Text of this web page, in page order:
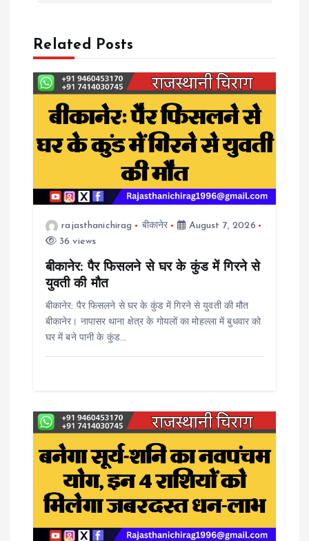
n
a
v
a
Related Posts
rajasthanichirag बीकानेर
August 7, 2026
36 views
बीकानेर: पैर फिसलने से घर के कुंड में गिरने से
युवती की मौत
बीकानेर: पैर फिसलने से घर के कुंड में गिरने से युवती की मौत
बीकानेर। नापासर थाना क्षेत्र के गोयलों का मोहल्ला में बुधवार को
घर में बने पानी के कुंड…